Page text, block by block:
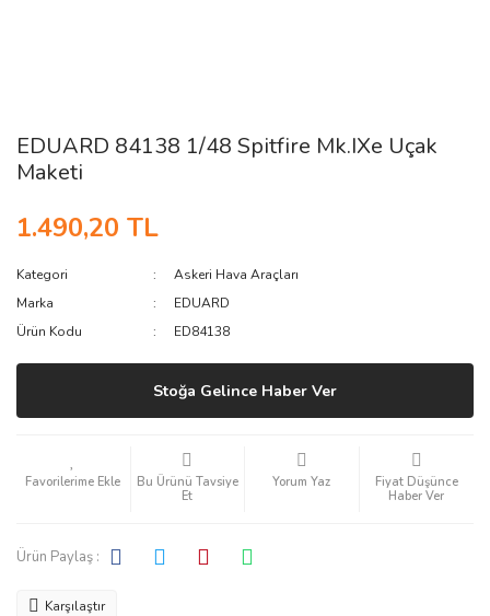
EDUARD 84138 1/48 Spitfire Mk.IXe Uçak
Maketi
1.490,20 TL
Kategori
Askeri Hava Araçları
Marka
EDUARD
Ürün Kodu
ED84138
Stoğa Gelince Haber Ver
Bu Ürünü Tavsiye
Et
Yorum Yaz
Fiyat Düşünce
Haber Ver
Ürün Paylaş :
Karşılaştır